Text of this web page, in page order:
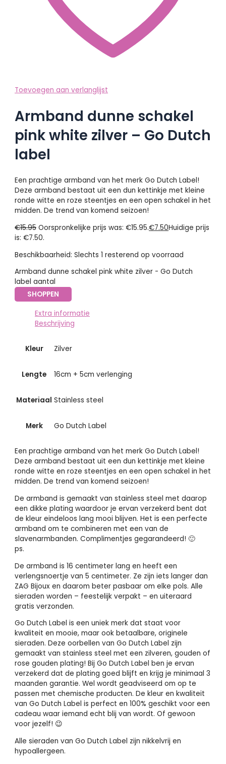
Toevoegen aan verlanglijst
Armband dunne schakel
pink white zilver – Go Dutch
label
Een prachtige armband van het merk Go Dutch Label!
Deze armband bestaat uit een dun kettinkje met kleine
ronde witte en roze steentjes en een open schakel in het
midden. De trend van komend seizoen!
€15.95 Oorspronkelijke prijs was: €15.95.€7.50Huidige prijs
is: €7.50.
Beschikbaarheid: Slechts 1 resterend op voorraad
Armband dunne schakel pink white zilver - Go Dutch
label aantal
SHOPPEN
Extra informatie
Beschrijving
Kleur Zilver
Lengte 16cm + 5cm verlenging
Materiaal Stainless steel
Merk Go Dutch Label
Een prachtige armband van het merk Go Dutch Label!
Deze armband bestaat uit een dun kettinkje met kleine
ronde witte en roze steentjes en een open schakel in het
midden. De trend van komend seizoen!
De armband is gemaakt van stainless steel met daarop
een dikke plating waardoor je ervan verzekerd bent dat
de kleur eindeloos lang mooi blijven. Het is een perfecte
armband om te combineren met een van de
slavenarmbanden. Complimentjes gegarandeerd! 🙂
ps.
De armband is 16 centimeter lang en heeft een
verlengsnoertje van 5 centimeter. Ze zijn iets langer dan
ZAG Bijoux en daarom beter pasbaar om elke pols. Alle
sieraden worden – feestelijk verpakt – en uiteraard
gratis verzonden.
Go Dutch Label is een uniek merk dat staat voor
kwaliteit en mooie, maar ook betaalbare, originele
sieraden. Deze oorbellen van Go Dutch Label zijn
gemaakt van stainless steel met een zilveren, gouden of
rose gouden plating! Bij Go Dutch Label ben je ervan
verzekerd dat de plating goed blijft en krijg je minimaal 3
maanden garantie. Wel wordt geadviseerd om op te
passen met chemische producten. De kleur en kwaliteit
van Go Dutch Label is perfect en 100% geschikt voor een
cadeau waar iemand echt blij van wordt. Of gewoon
voor jezelf! 😉
Alle sieraden van Go Dutch Label zijn nikkelvrij en
hypoallergeen.